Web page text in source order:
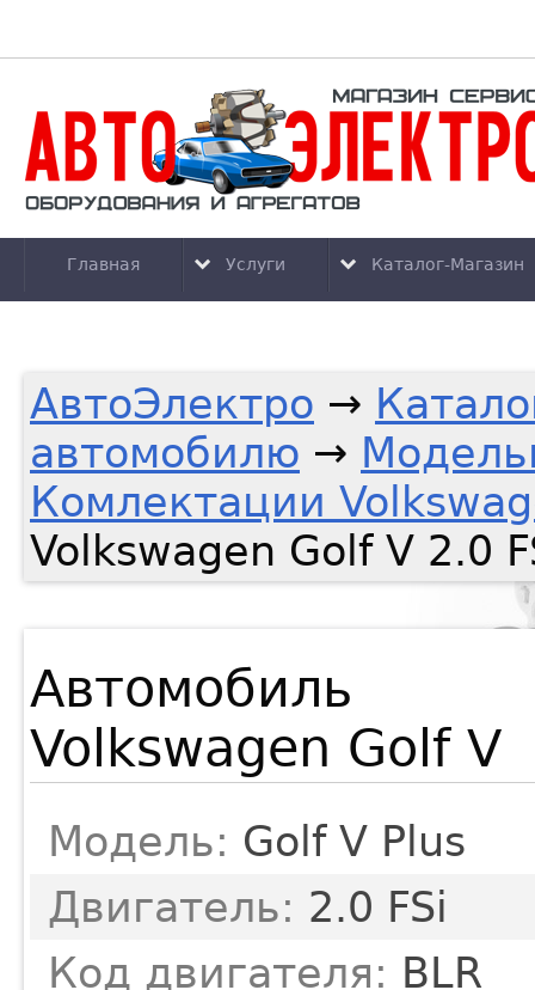
Главная Услуги Каталог-Магазин
АвтоЭлектро →
автомобилю →
Комлектации
Volkswagen Golf V 2.0
Автомобиль
Volkswagen Golf V
Модель: Golf V Plus
Двигатель: 2.0 FSi
Код двигателя: BLR